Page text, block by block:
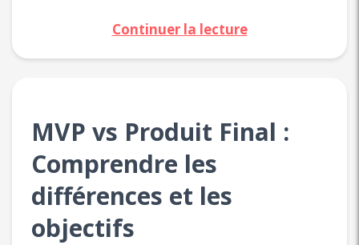
Continuer la lecture
MVP vs Produit Final :
Comprendre les
différences et les
objectifs